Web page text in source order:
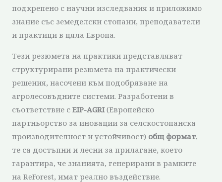
подкрепено с научни изследвания и приложимо
знание със земеделски стопани, преподаватели
и практици в цяла Европа.
Тези резюмета на практики представляват
структурирани резюмета на практически
решения, насочени към подобряване на
агролесовъдните системи. Разработени в
съответствие с EIP-AGRI (Европейско
партньорство за иновации за селскостопанска
производителност и устойчивост) общ формат,
те са достъпни и лесни за прилагане, което
гарантира, че знанията, генерирани в рамките
на ReForest, имат реално въздействие.